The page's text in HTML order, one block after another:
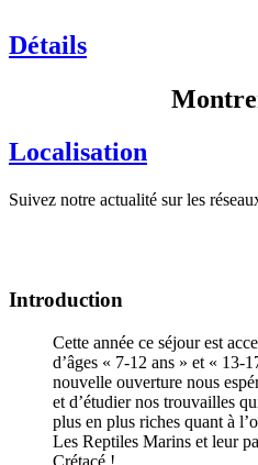
Détails
Localisation
Suivez notre actualité sur les
Introduction
Cette année ce séjour est
d’âges « 7-12 ans » et « 13-
nouvelle ouverture nous
et d’étudier nos trouvailles
plus en plus riches quant à
Les Reptiles Marins et leur
Crétacé !